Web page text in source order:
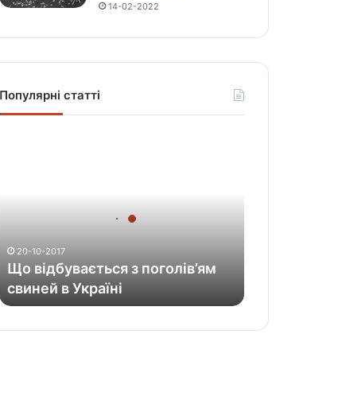
14-02-2022
Популярні статті
т
20-10-2017
Що відбувається з поголів’ям
свиней в Україні